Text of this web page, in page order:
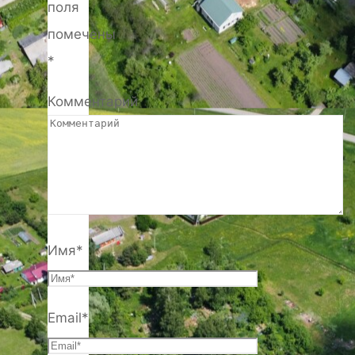
поля
помечены
*
Комментарий
Имя*
Email*